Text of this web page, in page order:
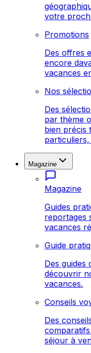
votre
Promotions
Des offres
encore
vacances
Nos
Des
par thème
bien précis
particuliers,
Magazine
Magazine
Guides
reportages
vacances
Guide
Des guides
découvrir
vacances.
Conseils
Des
séjour à